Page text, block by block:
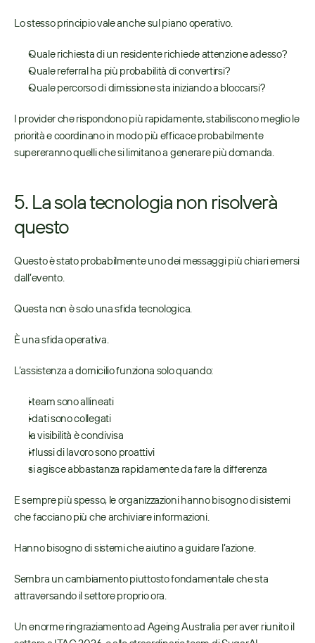
Lo stesso principio vale anche sul piano operativo.
Quale richiesta di un residente richiede attenzione adesso?
Quale referral ha più probabilità di convertirsi?
Quale percorso di dimissione sta iniziando a bloccarsi?
I provider che rispondono più rapidamente, stabiliscono meglio le
priorità e coordinano in modo più efficace probabilmente
supereranno quelli che si limitano a generare più domanda.
5. La sola tecnologia non risolverà
questo
Questo è stato probabilmente uno dei messaggi più chiari emersi
dall’evento.
Questa non è solo una sfida tecnologica.
È una sfida operativa.
L’assistenza a domicilio funziona solo quando:
i team sono allineati
i dati sono collegati
la visibilità è condivisa
i flussi di lavoro sono proattivi
si agisce abbastanza rapidamente da fare la differenza
E sempre più spesso, le organizzazioni hanno bisogno di sistemi
che facciano più che archiviare informazioni.
Hanno bisogno di sistemi che aiutino a guidare l’azione.
Sembra un cambiamento piuttosto fondamentale che sta
attraversando il settore proprio ora.
Un enorme ringraziamento ad Ageing Australia per aver riunito il